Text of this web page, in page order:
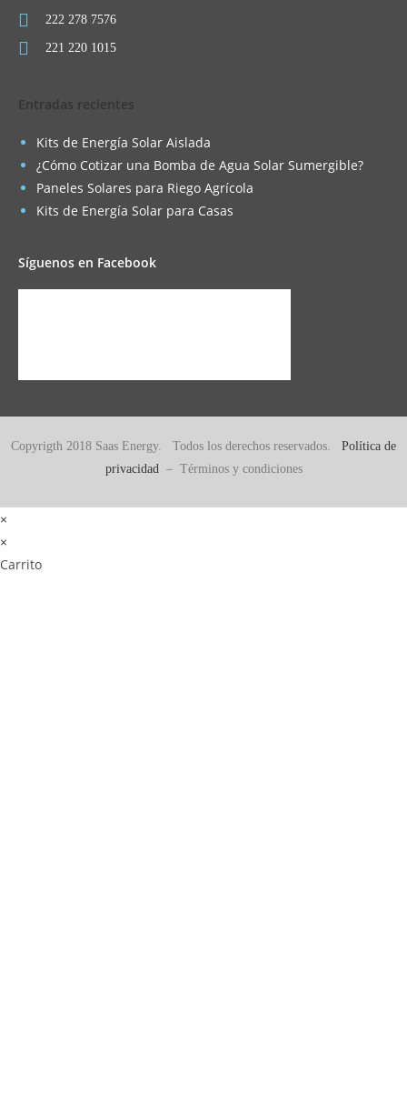
222 278 7576
221 220 1015
Entradas recientes
Kits de Energía Solar Aislada
¿Cómo Cotizar una Bomba de Agua Solar Sumergible?
Paneles Solares para Riego Agrícola
Kits de Energía Solar para Casas
Síguenos en Facebook
Copyrigth 2018 Saas Energy. Todos los derechos reservados. Política de
privacidad– Términos y condiciones
×
×
Carrito